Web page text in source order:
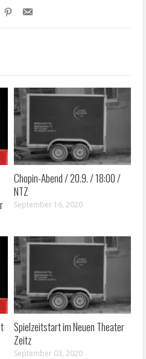
Chopin-Abend / 20.9. / 18:00 /
NTZ
September 16, 2020
Spielzeitstart im Neuen Theater
Zeitz
September 03, 2020